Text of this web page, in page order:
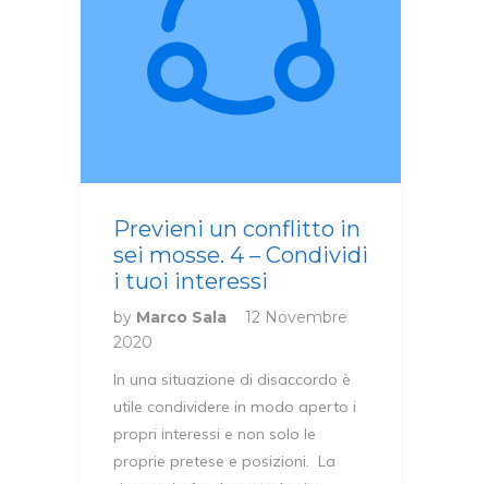
Previeni un conflitto in
sei mosse. 4 – Condividi
i tuoi interessi
by Marco Sala
12 Novembre
2020
In una situazione di disaccordo è
utile condividere in modo aperto i
propri interessi e non solo le
proprie pretese e posizioni. La